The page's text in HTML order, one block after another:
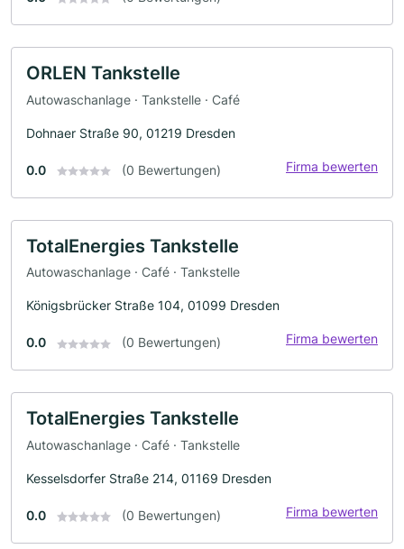
ORLEN Tankstelle
Autowaschanlage · Tankstelle · Café
Dohnaer Straße 90, 01219 Dresden
0.0 (0 Bewertungen) Firma bewerten
TotalEnergies Tankstelle
Autowaschanlage · Café · Tankstelle
Königsbrücker Straße 104, 01099 Dresden
0.0 (0 Bewertungen) Firma bewerten
TotalEnergies Tankstelle
Autowaschanlage · Café · Tankstelle
Kesselsdorfer Straße 214, 01169 Dresden
0.0 (0 Bewertungen) Firma bewerten